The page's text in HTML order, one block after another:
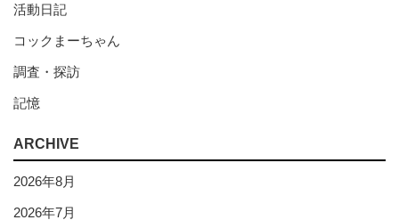
活動日記
コックまーちゃん
調査・探訪
記憶
ARCHIVE
2026年8月
2026年7月